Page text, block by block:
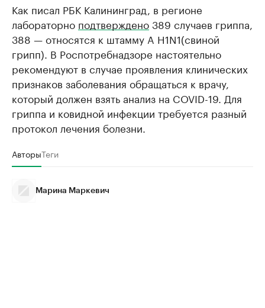
Как писал РБК Калининград, в регионе
лабораторно подтверждено389 случаев гриппа,
388 — относятся к штамму A H1N1(свиной
грипп). В Роспотребнадзоре настоятельно
рекомендуют в случае проявления клинических
признаков заболевания обращаться к врачу,
который должен взять анализ на COVID-19. Для
гриппа и ковидной инфекции требуется разный
протокол лечения болезни.
АвторыТеги
Марина Маркевич